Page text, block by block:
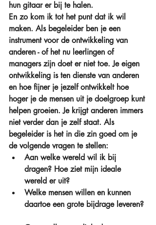
hun gitaar er bij te halen.
En zo kom ik tot het punt dat ik wil
maken. Als begeleider ben je een
instrument voor de ontwikkeling van
anderen - of het nu leerlingen of
managers zijn doet er niet toe. Je eigen
ontwikkeling is ten dienste van anderen
en hoe fijner je jezelf ontwikkelt hoe
hoger je de mensen uit je doelgroep kunt
helpen groeien. Je krijgt anderen immers
niet verder dan je zelf staat. Als
begeleider is het in die zin goed om je
de volgende vragen te stellen:
Aan welke wereld wil ik bij
dragen? Hoe ziet mijn ideale
wereld er uit?
Welke mensen willen en kunnen
daartoe een grote bijdrage leveren?